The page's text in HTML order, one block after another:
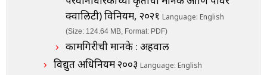
क्वालिटी) विनियम, २०२१ Language: English
(Size: 124.64 MB, Format: PDF)
कामगिरीची मानके : अहवाल
विद्युत अधिनियम २००३ Language: English